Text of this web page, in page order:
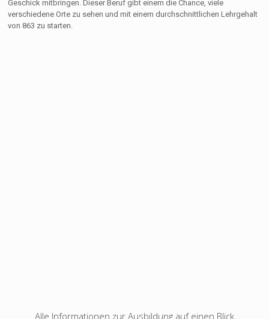
Geschick mitbringen. Dieser Beruf gibt einem die Chance, viele
verschiedene Orte zu sehen und mit einem durchschnittlichen Lehrgehalt
von 863 zu starten.
Alle Informationen zur Ausbildung auf einen Blick